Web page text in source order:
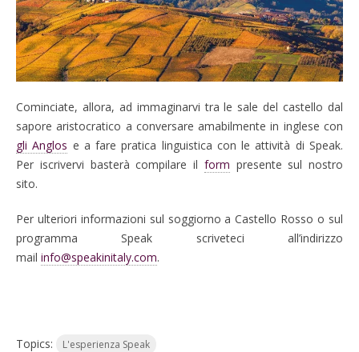
Cominciate, allora, ad immaginarvi tra le sale del castello dal
sapore aristocratico a conversare amabilmente in inglese con
gli Anglos e a fare pratica linguistica con le attività di Speak.
Per iscrivervi basterà compilare il form presente sul nostro
sito.
Per ulteriori informazioni sul soggiorno a Castello Rosso o sul
programma Speak scriveteci all’indirizzo
mail info@speakinitaly.com.
Topics: L'esperienza Speak